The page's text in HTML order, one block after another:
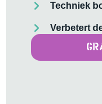
Techniek
Verbetert